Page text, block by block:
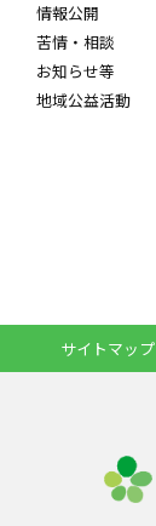
情報公開
苦情・相談
お知らせ等
地域公益活動
サイトマップ